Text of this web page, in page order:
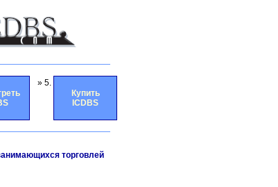
» 5.
Купить
ICDBS
торговлей